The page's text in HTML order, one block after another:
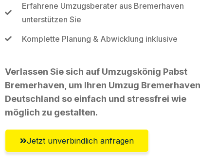
Erfahrene Umzugsberater aus Bremerhaven
unterstützen Sie
Komplette Planung & Abwicklung inklusive
Verlassen Sie sich auf Umzugskönig Pabst
Bremerhaven, um Ihren Umzug Bremerhaven
Deutschland so einfach und stressfrei wie
möglich zu gestalten.
Jetzt unverbindlich anfragen